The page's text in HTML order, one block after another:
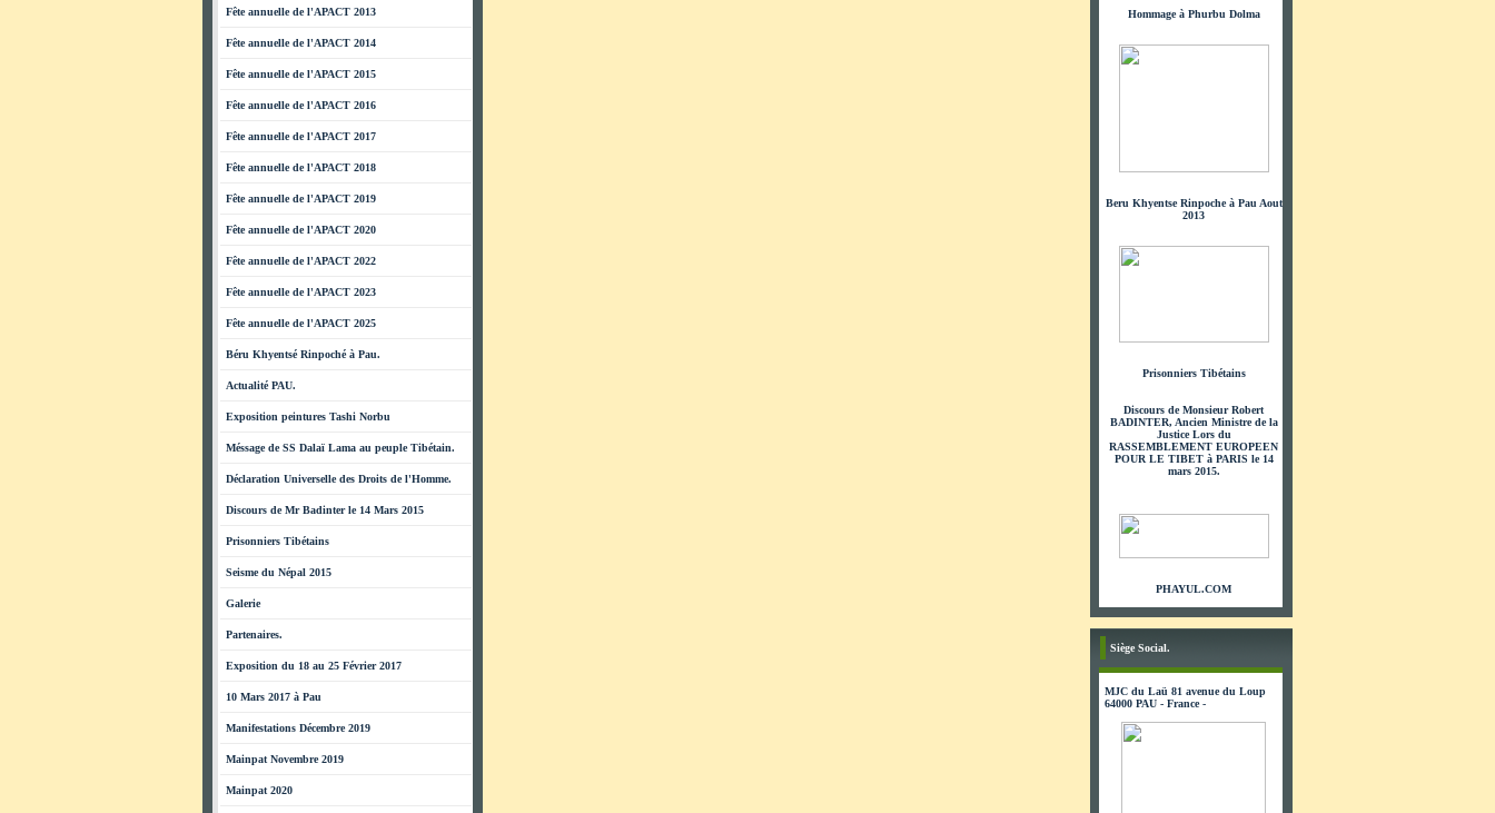
Fête annuelle de l'APACT 2013
Fête annuelle de l'APACT 2014
Fête annuelle de l'APACT 2015
Fête annuelle de l'APACT 2016
Fête annuelle de l'APACT 2017
Fête annuelle de l'APACT 2018
Fête annuelle de l'APACT 2019
Fête annuelle de l'APACT 2020
Fête annuelle de l'APACT 2022
Fête annuelle de l'APACT 2023
Fête annuelle de l'APACT 2025
Béru Khyentsé Rinpoché à Pau.
Actualité PAU.
Exposition peintures Tashi Norbu
Méssage de SS Dalaï Lama au peuple Tibétain.
Déclaration Universelle des Droits de l'Homme.
Discours de Mr Badinter le 14 Mars 2015
Prisonniers Tibétains
Seisme du Népal 2015
Galerie
Partenaires.
Exposition du 18 au 25 Février 2017
10 Mars 2017 à Pau
Manifestations Décembre 2019
Mainpat Novembre 2019
Mainpat 2020
Hommage à Phurbu Dolma
Beru Khyentse Rinpoche à Pau Aout
2013
Prisonniers Tibétains
Discours de Monsieur Robert
BADINTER, Ancien Ministre de la
Justice Lors du
RASSEMBLEMENT EUROPEEN
POUR LE TIBET à PARIS le 14
mars 2015.
PHAYUL.COM
Siège Social.
MJC du Laü 81 avenue du Loup
64000 PAU - France -